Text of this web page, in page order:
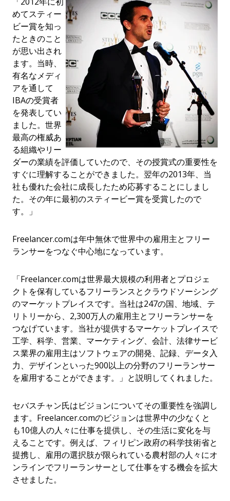
めてスティー
ビー賞を知っ
たときのこと
が思い出され
ます。当時、
有名なメディ
アを通して
IBAの受賞者
を発表してい
ました。世界
最高の権威あ
る組織やリー
ダーの業績を評価していたので、その授賞式の重要性を
すぐに理解することができました。翌年の2013年、当
社も優れた会社に成長したため応募することにしまし
た。その年に最初のスティービー賞を受賞したので
す。」
Freelancer.comは年中無休で世界中の雇用主とフリー
ランサーをつなぐ中心地になっています。
「Freelancer.comは世界最大規模の利用者とプロジェ
クトを保有しているフリーランスとクラウドソーシング
のマーケットプレイスです。当社は247の国、地域、テ
リトリーから、2,300万人の雇用主とフリーランサーを
つなげています。当社が提供するマーケットプレイスで
工学、科学、営業、マーケティング、会計、法律サービ
ス業界の雇用主はソフトウェアの開発、記録、データ入
力、デザインといった900以上の分野のフリーランサー
を雇用することができます。」と説明してくれました。
セバスチャン氏はビジョンについてその重要性を強調し
ます。Freelancer.comのビジョンは世界中の少なくと
も10億人の人々に仕事を提供し、その生活に変化を与
えることです。例えば、フィリピン政府の科学技術省と
提携し、雇用の選択肢が限られている農村部の人々にオ
ンラインでフリーランサーとして仕事をする機会を拡大
させました。